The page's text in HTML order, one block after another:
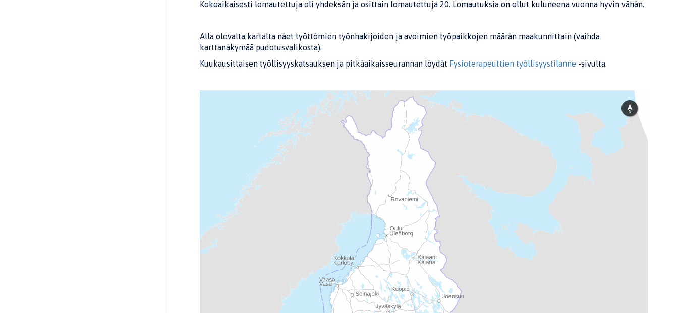
Kokoaikaisesti lomautettuja oli yhdeksän ja osittain lomautettuja 20. Lomautuksia on ollut kuluneena vuonna hyvin vähän.
Alla olevalta kartalta näet työttömien työnhakijoiden ja avoimien työpaikkojen määrän maakunnittain (vaihda
karttanäkymää pudotusvalikosta).
Kuukausittaisen työllisyyskatsauksen ja pitkäaikaisseurannan löydät Fysioterapeuttien työllisyystilanne -sivulta.